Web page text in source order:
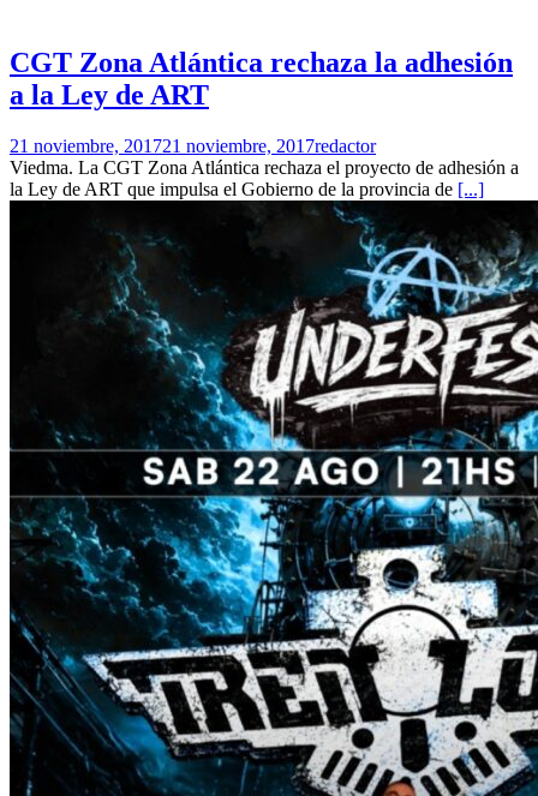
CGT Zona Atlántica rechaza la adhesión
a la Ley de ART
21 noviembre, 201721 noviembre, 2017redactor
Viedma. La CGT Zona Atlántica rechaza el proyecto de adhesión a
la Ley de ART que impulsa el Gobierno de la provincia de [...]